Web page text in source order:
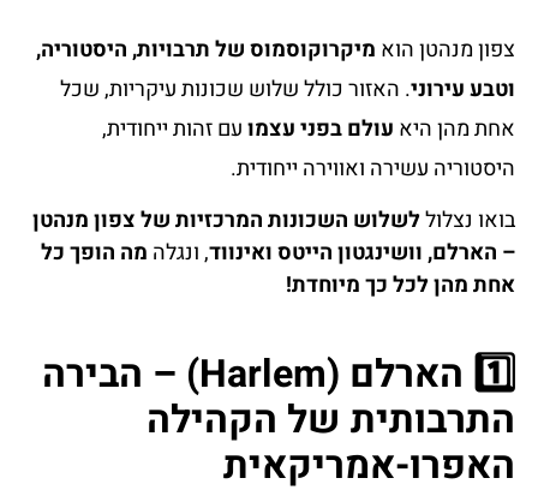
צפון מנהטן הוא מיקרוקוסמוס של תרבויות, היסטוריה,
וטבע עירוני. האזור כולל שלוש שכונות עיקריות, שכל
אחת מהן היא עולם בפני עצמועם זהות ייחודית,
היסטוריה עשירה ואווירה ייחודית.
בואו נצלוללשלוש השכונות המרכזיות של צפון מנהטן
– הארלם, וושינגטון הייטס ואינווד, ונגלה מה הופך כל
אחת מהן לכל כך מיוחדת!
1️⃣ הארלם (Harlem) – הבירה
התרבותית של הקהילה
האפרו-אמריקאית